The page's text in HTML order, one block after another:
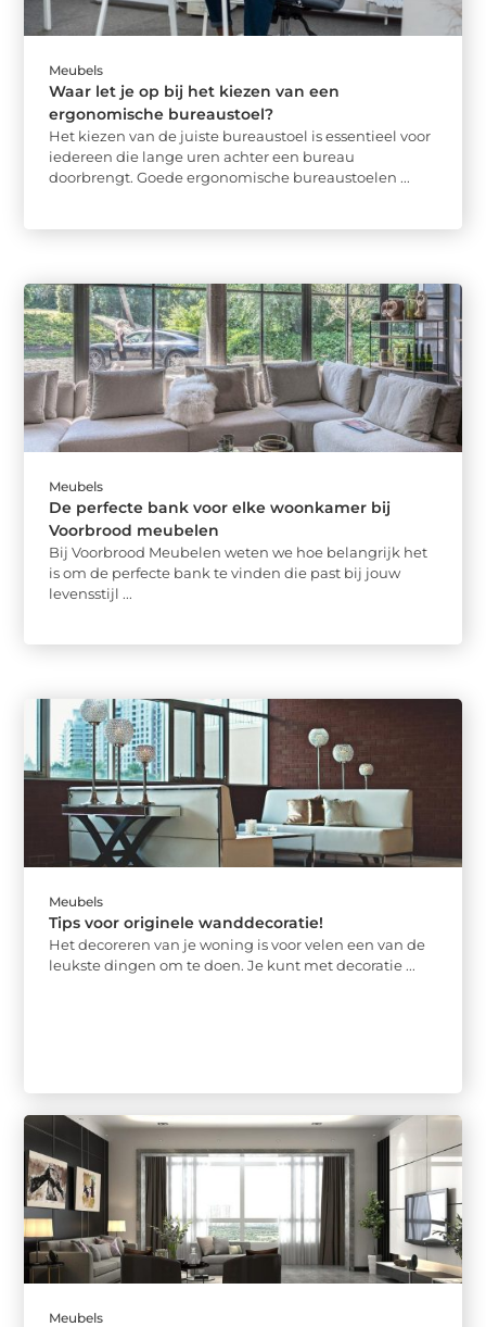
Meubels
Waar let je op bij het kiezen van een
ergonomische bureaustoel?
Het kiezen van de juiste bureaustoel is essentieel voor
iedereen die lange uren achter een bureau
doorbrengt. Goede ergonomische bureaustoelen ...
Meubels
De perfecte bank voor elke woonkamer bij
Voorbrood meubelen
Bij Voorbrood Meubelen weten we hoe belangrijk het
is om de perfecte bank te vinden die past bij jouw
levensstijl ...
Meubels
Tips voor originele wanddecoratie!
Het decoreren van je woning is voor velen een van de
leukste dingen om te doen. Je kunt met decoratie ...
Meubels